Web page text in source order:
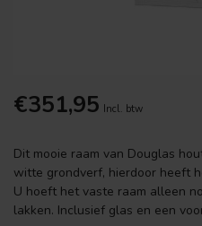
€351,95 Incl. btw
Dit mooie raam van Douglas
witte grondverf, hierdoor heeft
U hoeft het vaste raam alleen
lakken. Inclusief glas en een